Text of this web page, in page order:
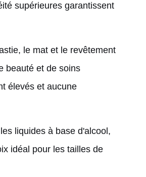
supérieures garantissent
le mat et le revêtement
beauté et de soins
élevés et aucune
liquides à base d'alcool,
idéal pour les tailles de